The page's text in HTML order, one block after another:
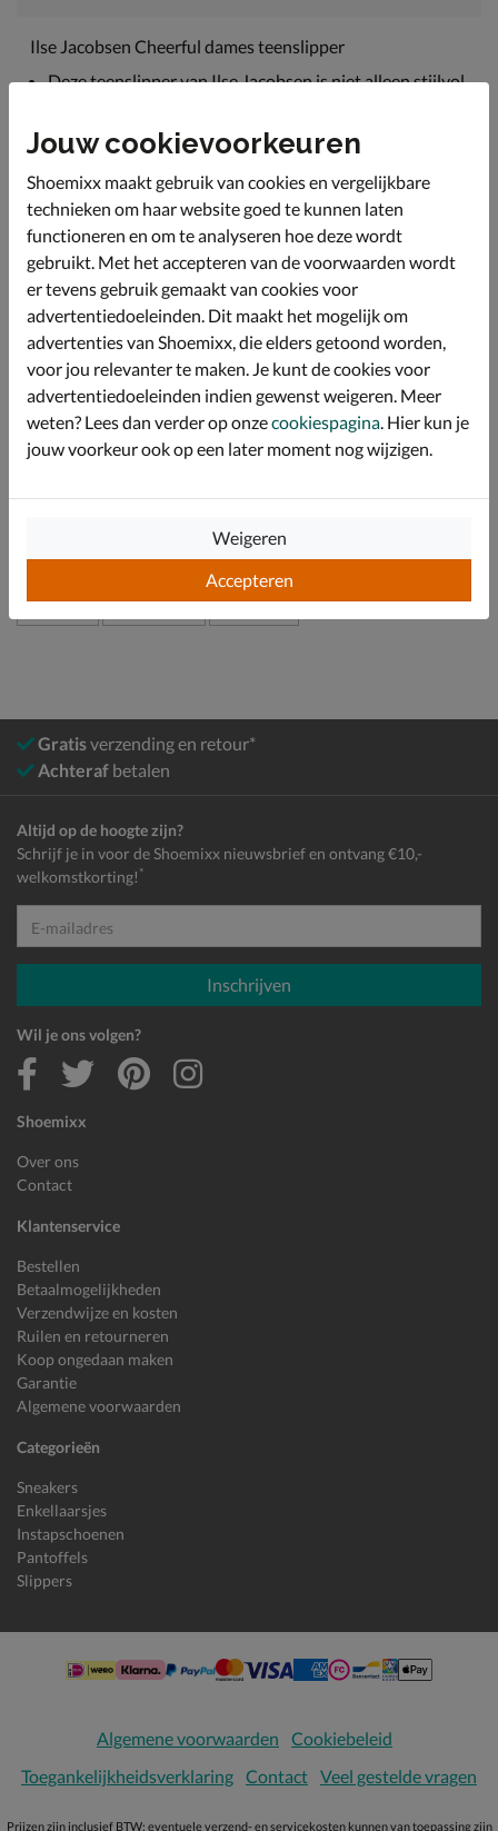
Ilse Jacobsen Cheerful dames teenslipper
Deze teenslipper van Ilse Jacobsen is niet alleen stijlvol
deze slippers zorgen dat jij het feest comfortabel
Uitgevoerd in natuurlijk rubber en gerecycled
microvezel.
De glitters op de teenriem maakt deze sllipper helemaal
Bij de productie wordt er geen lijm gebruikt.
Dit is te danken een het licht-masserende voetbed en
de flexibele zool.
Specificaties
Over Ilse Jacobsen
Dames Schoenen Slippers
Gratisverzending en retour*
Achteraf betalen
Shoemixx
Over ons
Contact
Klantenservice
Bestellen
Betaalmogelijkheden
Verzendwijze en kosten
Ruilen en retourneren
Koop ongedaan maken
Garantie
Algemene voorwaarden
Categorieën
Sneakers
Enkellaarsjes
Instapschoenen
Pantoffels
Slippers
Altijd op de hoogte zijn?
Schrijf je in voor de Shoemixx nieuwsbrief en ontvang €10,-
welkomstkorting! *
E-mailadres
Inschrijven
Wil je ons volgen?
Algemene voorwaarden
Cookiebeleid
Toegankelijkheidsverklaring Contact Veel gestelde vragen
Prijzen zijn inclusief BTW; eventuele verzend- en servicekosten kunnen van toepassing zijn
Jouw cookievoorkeuren
Shoemixx maakt gebruik van cookies en vergelijkbare
technieken om haar website goed te kunnen laten
functioneren en om te analyseren hoe deze wordt
gebruikt. Met het accepteren van de voorwaarden wordt
er tevens gebruik gemaakt van cookies voor
advertentiedoeleinden. Dit maakt het mogelijk om
advertenties van Shoemixx, die elders getoond worden,
voor jou relevanter te maken. Je kunt de cookies voor
advertentiedoeleinden indien gewenst weigeren. Meer
weten? Lees dan verder op onzecookiespagina. Hier kun je
jouw voorkeur ook op een later moment nog wijzigen.
Accepteren
Weigeren